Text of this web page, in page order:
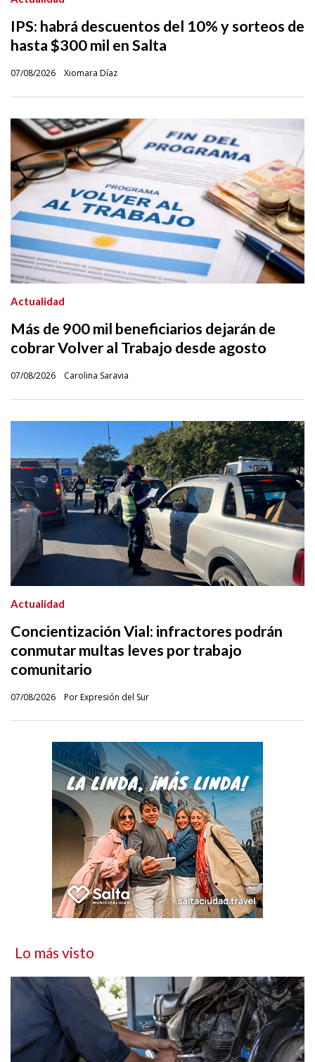
IPS: habrá descuentos del 10% y sorteos de
hasta $300 mil en Salta
Xiomara Díaz
07/08/2026
Más de 900 mil beneficiarios dejarán de
cobrar Volver al Trabajo desde agosto
Carolina Saravia
Actualidad
07/08/2026
Concientización Vial: infractores podrán
conmutar multas leves por trabajo
comunitario
Por Expresión del Sur
Actualidad
07/08/2026
Lo más visto